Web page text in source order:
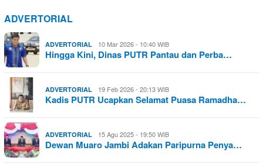
ADVERTORIAL
ADVERTORIAL 10 Mar 2026 - 10:40 WIB
Hingga Kini, Dinas PUTR Pantau dan Perba…
ADVERTORIAL 19 Feb 2026 - 20:13 WIB
Kadis PUTR Ucapkan Selamat Puasa Ramadha…
ADVERTORIAL 15 Agu 2025 - 19:50 WIB
Dewan Muaro Jambi Adakan Paripurna Penya…